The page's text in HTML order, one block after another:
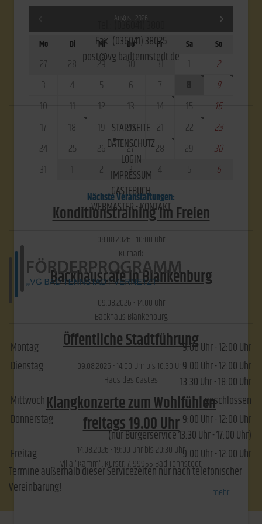
August 2026
Mo Di Mi Do Fr Sa So
27 28 29 30 31 1
2
3
4 5 6 7 8
9
10
11 12 13 14 15
16
17
18 19 20 21 22
23
24
25 26 27 28 29
30
31
1 2 3 4 5 6
Nächste Veranstaltungen:
Konditionstraining im Freien
08.​08.​2026 -10:00 Uhr
Kurpark
Backhauscafé in Blankenburg
09.​08.​2026 -14:00 Uhr
Backhaus Blankenburg
Öffentliche Stadtführung
09.​08.​2026 -14:00 Uhr bis16:30 Uhr
Haus des Gastes
Klangkonzerte zum Wohlfühlen
freitags 19.00 Uhr
14.​08.​2026 -19:00 Uhr bis 20:30 Uhr
Villa "Kamm", Kurstr. 7, 99955 Bad Tennstedt
mehr
Tel.: (036041) 3800
Fax: (036041) 38025
post@vg.badtennstedt.de
STARTSEITE
DATENSCHUTZ
LOGIN
IMPRESSUM
GÄSTEBUCH
WEBMASTER - KONTAKT
Montag
9:00 Uhr - 12:00 Uhr
Dienstag
9:00 Uhr - 12:00 Uhr
13:30 Uhr - 18:00 Uhr
Mittwoch
geschlossen
Donnerstag
9:00 Uhr - 12:00 Uhr
(nur Bürgerservice 13:30 Uhr - 17:00 Uhr)
Freitag
9:00 Uhr - 12:00 Uhr
Termine außerhalb dieser Servicezeiten nur nach telefonischer
Vereinbarung!